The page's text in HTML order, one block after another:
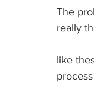
The
really
like